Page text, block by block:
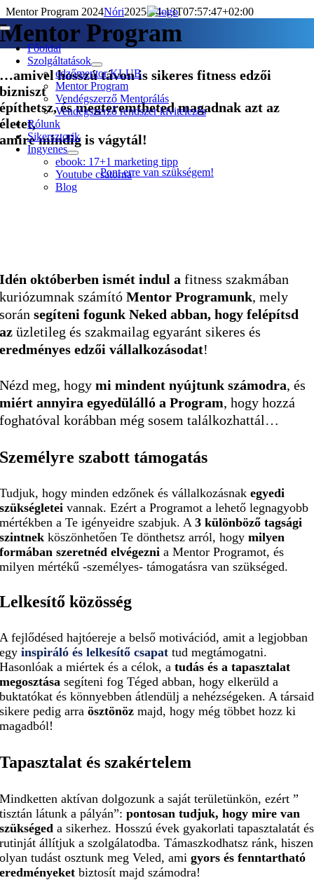
Kihagyás
Toggle
Navigation
Főoldal
Szolgáltatások
edzőmentor KLUB
Mentor Program
Vendégszerző Mentorálás
Vendégszerző rendszer kivitelezés
Rólunk
Sikersztorik
Ingyenes
ebook: 17+1 marketing tipp
Youtube csatorna
Blog
Mentor Program 2024Nóri2025-04-13T07:57:47+02:00
Mentor Program
…amivelhosszú távon is sikeres fitness edzői
bizniszt
építhetsz, ésmegteremthetedmagadnakazt az
életet,
amire mindig is vágytál!
Pont erre van szükségem!
Idén októberben ismét indul a fitness szakmában
kuriózumnak számítóMentor Programunk, mely
soránsegíteni fogunk Neked abban, hogy felépítsd
az üzletileg és szakmailag egyaránt sikeres és
eredményes edzői vállalkozásodat!
Nézd meg, hogymi mindent nyújtunk számodra, és
miért annyira egyedülálló a Program, hogy hozzá
foghatóval korábban még sosem találkozhattál…
Személyre szabott támogatás
Tudjuk, hogy minden edzőnek és vállalkozásnakegyedi
szükségleteivannak. Ezért a Programot a lehető legnagyobb
mértékben a Te igényeidre szabjuk. A3 különböző tagsági
szintnek köszönhetően Te dönthetsz arról, hogymilyen
formában szeretnéd elvégezni a Mentor Programot, és
milyen mértékű -személyes- támogatásra van szükséged.
Lelkesítőközösség
A fejlődésed hajtóereje a belső motivációd, amit a legjobban
egyinspiráló és lelkesítő csapat tud megtámogatni.
Hasonlóak a miértek és a célok, atudás és a tapasztalat
megosztása segíteni fog Téged abban, hogy elkerüld a
buktatókat és könnyebben átlendülj a nehézségeken. A társaid
sikere pedig arraösztönöz majd, hogy még többet hozz ki
magadból!
Tapasztalat ésszakértelem
Mindketten aktívan dolgozunk a saját területünkön, ezért ”
tisztán látunk a pályán”:pontosan tudjuk, hogy mire van
szükségeda sikerhez. Hosszú évek gyakorlati tapasztalatát és
rutinját állítjuk a szolgálatodba. Támaszkodhatsz ránk, hiszen
olyan tudást osztunk meg Veled, amigyors és fenntartható
eredményeket biztosít majd számodra!